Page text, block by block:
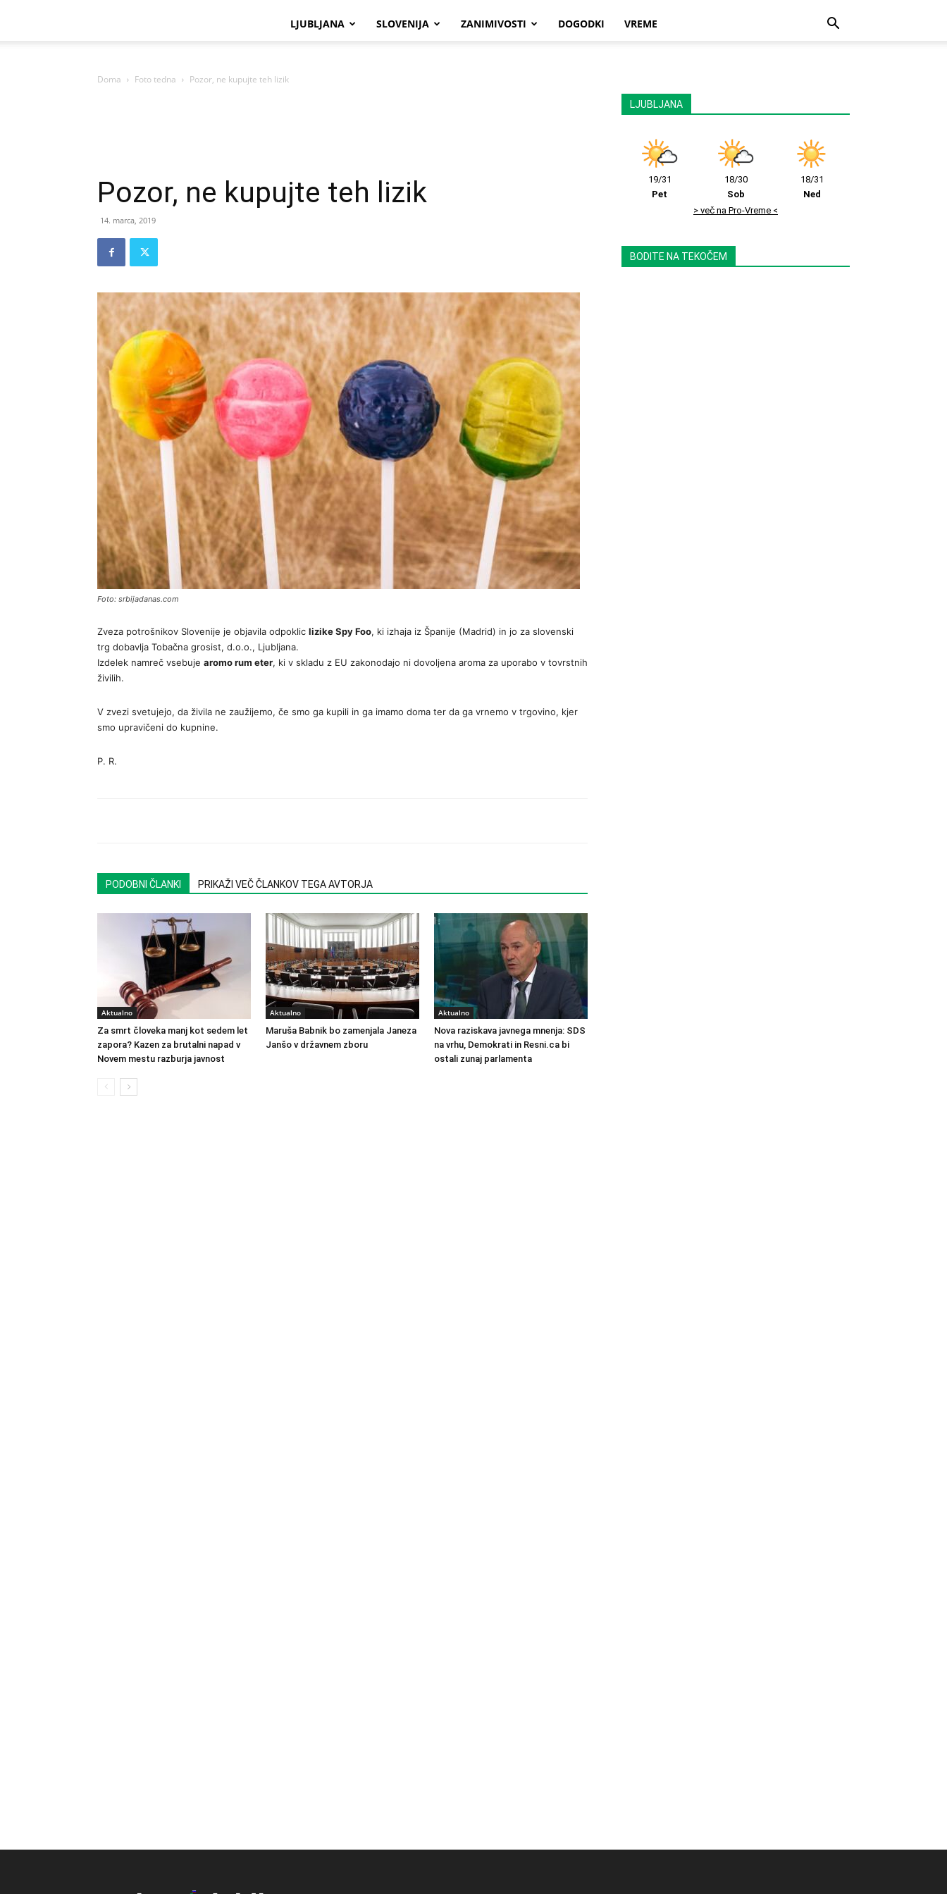
LJUBLJANA SLOVENIJA ZANIMIVOSTI DOGODKI VREME
Doma Foto tedna Pozor, ne kupujte teh lizik
Pozor, ne kupujte teh lizik
14. marca, 2019
Foto: srbijadanas.com
Zveza potrošnikov Slovenije je objavila odpoklic lizike Spy Foo, ki izhaja iz Španije (Madrid) in jo za slovenski
trg dobavlja Tobačna grosist, d.o.o., Ljubljana.
Izdelek namreč vsebuje aromo rum eter, ki v skladu z EU zakonodajo ni dovoljena aroma za uporabo v tovrstnih
živilih.
V zvezi svetujejo, da živila ne zaužijemo, če smo ga kupili in ga imamo doma ter da ga vrnemo v trgovino, kjer
smo upravičeni do kupnine.
P. R.
PODOBNI ČLANKI PRIKAŽI VEČ ČLANKOV TEGA AVTORJA
Aktualno
Za smrt človeka manj kot sedem let
zapora? Kazen za brutalni napad v
Novem mestu razburja javnost
Aktualno
Maruša Babnik bo zamenjala Janeza
Janšo v državnem zboru
Aktualno
Nova raziskava javnega mnenja: SDS
na vrhu, Demokrati in Resni.ca bi
ostali zunaj parlamenta
LJUBLJANA
19/31
Pet
18/30
Sob
18/31
Ned
> več na Pro-Vreme <
BODITE NA TEKOČEM